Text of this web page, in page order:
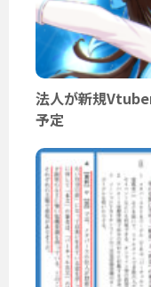
法人が新規
予定